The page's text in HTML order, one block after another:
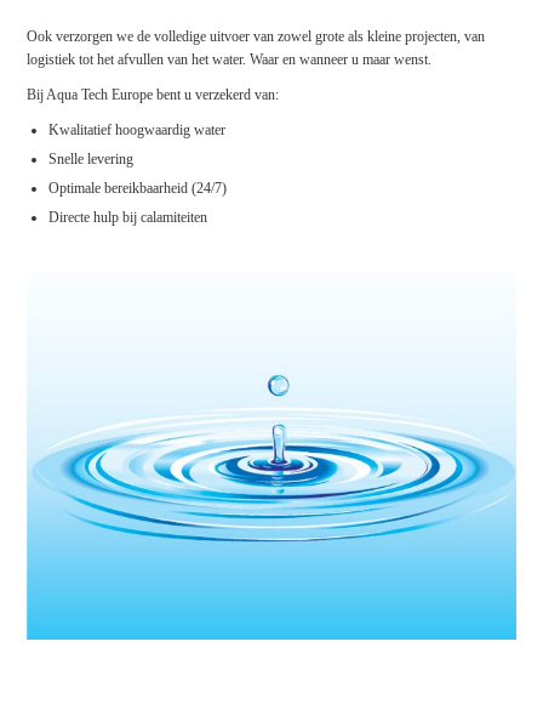
Ook verzorgen we de volledige uitvoer van zowel grote als kleine projecten, van
logistiek tot het afvullen van het water. Waar en wanneer u maar wenst.
Bij Aqua Tech Europe bent u verzekerd van:
Kwalitatief hoogwaardig water
Snelle levering
Optimale bereikbaarheid (24/7)
Directe hulp bij calamiteiten